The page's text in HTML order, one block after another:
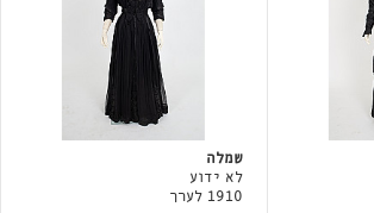
שמלה
לא ידוע
1910 לערך